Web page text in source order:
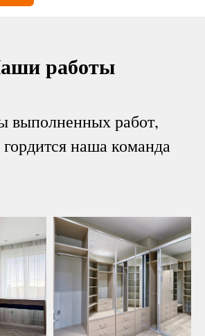
работы
выполненных работ,
наша команда